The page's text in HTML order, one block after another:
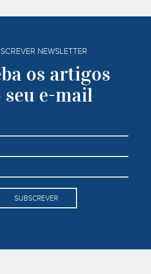
NEWSLETTER
os artigos
seu e-mail
SUBSCREVER